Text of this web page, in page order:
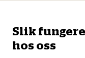
Slik
hos oss